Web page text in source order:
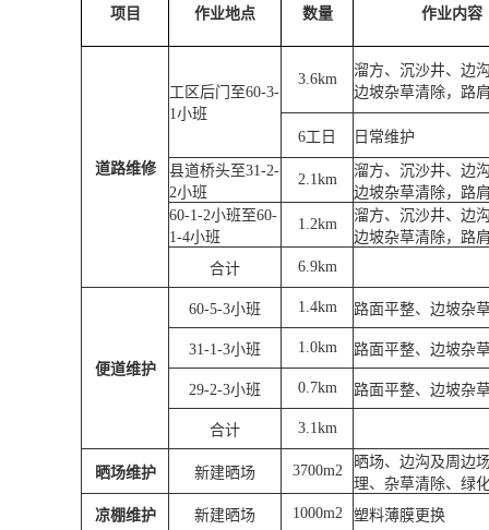
项目 作业地点 数量 作业内容
道路维修
工区后门至60-3-
1小班
3.6km
溜方、沉沙井、边
边坡杂草清除，路
6工日 日常维护
县道桥头至31-2-
2小班
2.1km
溜方、沉沙井、边
边坡杂草清除，路
60-1-2小班至60-
1-4小班
1.2km
溜方、沉沙井、边
边坡杂草清除，路
合计
6.9km
便道维护
60-5-3小班 1.4km 路面平整、边坡杂
31-1-3小班 1.0km 路面平整、边坡杂
29-2-3小班 0.7km 路面平整、边坡杂
合计 3.1km
晒场维护 新建晒场 3700m2
晒场、边沟及周边
理、杂草清除、绿
凉棚维护
新建晒场 1000m2 塑料薄膜更换